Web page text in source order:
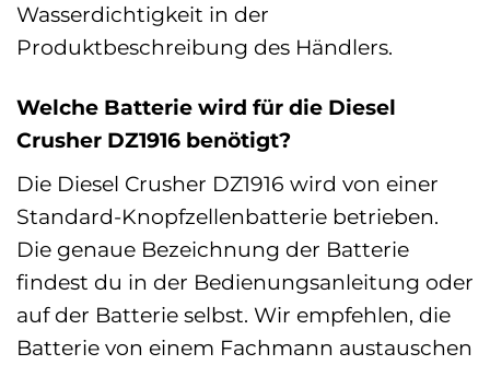
Wasserdichtigkeit in der
Produktbeschreibung des Händlers.
Welche Batterie wird für die Diesel
Crusher DZ1916 benötigt?
Die Diesel Crusher DZ1916 wird von einer
Standard-Knopfzellenbatterie betrieben.
Die genaue Bezeichnung der Batterie
findest du in der Bedienungsanleitung oder
auf der Batterie selbst. Wir empfehlen, die
Batterie von einem Fachmann austauschen